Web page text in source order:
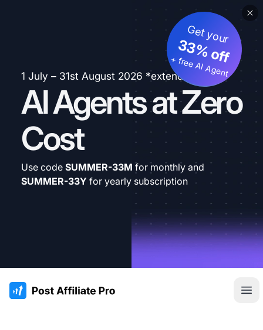
1 July – 31st August 2026 *extended
AI Agents at Zero
Cost
Get your
33% off
+ free AI Agent
Use code SUMMER-33M for monthly and
SUMMER-33Y for yearly subscription
:site.title